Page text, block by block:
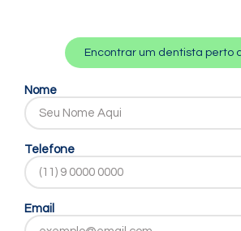
Encontrar um dentista perto
Nome
Telefone
Email